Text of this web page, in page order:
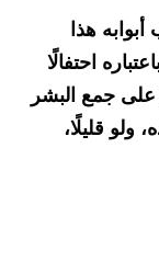
هذا
احتفالًا
على جمع البشر
ولو قليلًا،